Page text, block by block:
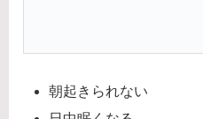
朝起きられない